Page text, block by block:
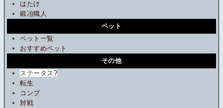
はたけ
鍛冶職人
ペット
ペット一覧
おすすめペット
その他
ステータス?
転生
コンプ
対戦